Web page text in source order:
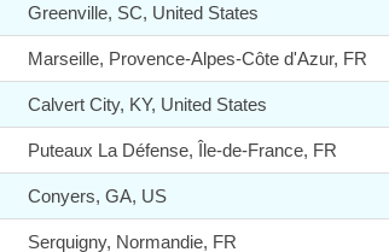
Greenville, SC, United States
Marseille, Provence-Alpes-Côte d'Azur, FR
Calvert City, KY, United States
Puteaux La Défense, Île-de-France, FR
Conyers, GA, US
Serquigny, Normandie, FR